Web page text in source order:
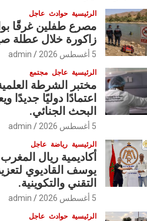
الرئيسية حوادث عاجل
مصرع طفلين غرقًا
زاكورة خلال عطلة
5 أغسطس 2026 admin
الرئيسية عاجل مجتمع
مختبر الشرطة
اعتمادًا دوليًا جديدًا
البحث الجنائي.
5 أغسطس 2026 admin
الرئيسية رياضة عاجل
أكاديمية ريال
يوسف القاديوي
التقني والتكوينية.
5 أغسطس 2026 admin
الرئيسية حوادث عاجل